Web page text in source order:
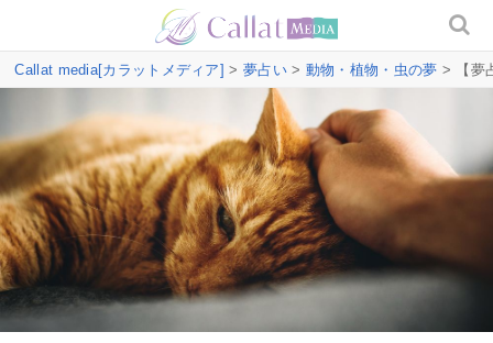
Callat media[カラットメディア] > 夢占い> 動物・植物・虫の夢 > 【夢